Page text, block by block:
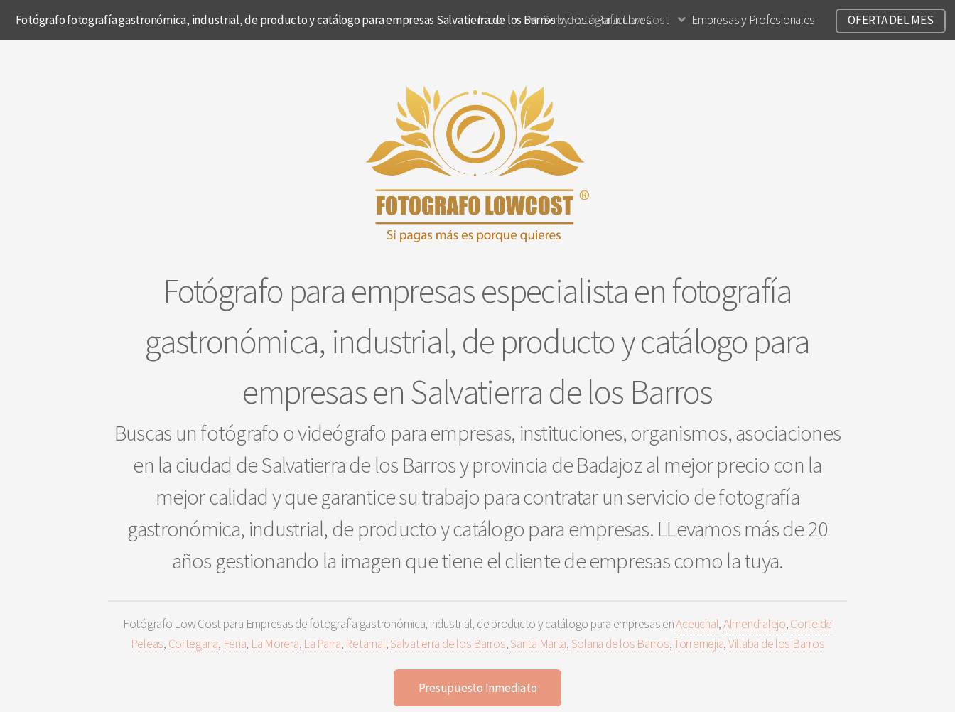
Fotógrafo fotografía gastronómica, industrial, de producto y catálogo para empresas Salvatierra de los Barrosby Fotógrafo Low Cost
Inicio Servicios a Particulares Empresas y Profesionales OFERTA DEL MES
Fotógrafo para empresas especialista en fotografía
gastronómica, industrial, de producto y catálogo para
empresas en Salvatierra de los Barros
Buscas un fotógrafo o videógrafo para empresas, instituciones, organismos, asociaciones
en la ciudad de Salvatierra de los Barros y provincia de Badajoz al mejor precio con la
mejor calidad y que garantice su trabajo para contratar un servicio de fotografía
gastronómica, industrial, de producto y catálogo para empresas. LLevamos más de 20
años gestionando la imagen que tiene el cliente de empresas como la tuya.
Fotógrafo Low Cost para Empresas de fotografía gastronómica, industrial, de producto y catálogo para empresas enAceuchal,Almendralejo,Corte de
Peleas, Cortegana, Feria, La Morera, La Parra, Retamal,Salvatierra de los Barros,Santa Marta,Solana de los Barros,Torremejia,Villaba de los Barros
Presupuesto Inmediato